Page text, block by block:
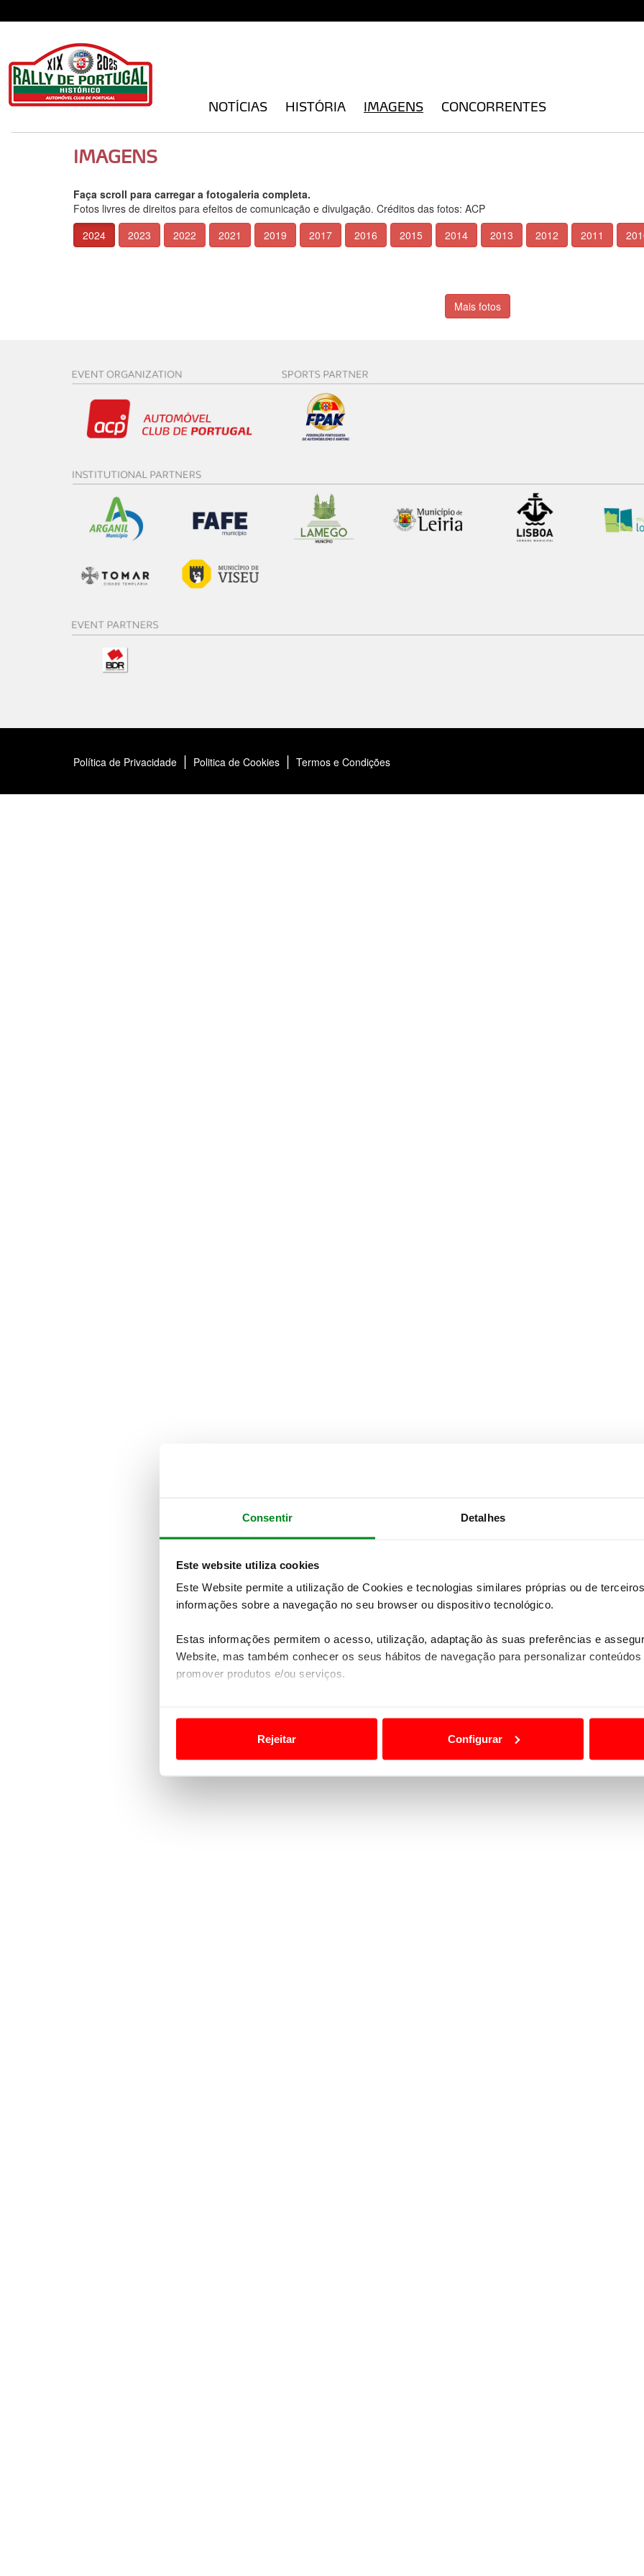
Consentir Detalhes
Este website utiliza cookies
Este Website permite a utilização de Cookies e tecnologias similares próprias ou de
informações sobre a navegação no seu browser ou dispositivo tecnológico.
Estas informações permitem o acesso, utilização, adaptação às suas preferências e
Website, mas também conhecer os seus hábitos de navegação para personalizar
promover produtos e/ou serviços.
Usamos cookies para melhorar a sua experiência digital, personalizar conteúdos e
funcionalidades de redes sociais, bem como para analisar dados de navegação no nosso
Rejeitar Configurar
NOTÍCIAS HISTÓRIA IMAGENS CONCORRENTES
IMAGENS
Faça scroll para carregar a fotogaleria completa.
Fotos livres de direitos para efeitos de comunicação e divulgação. Créditos das fotos: ACP
2024
2023 2022 2021 2019 2017 2016 2015 2014 2013 2012 2011
Mais fotos
Política de Privacidade | Politica de Cookies | Termos e Condições